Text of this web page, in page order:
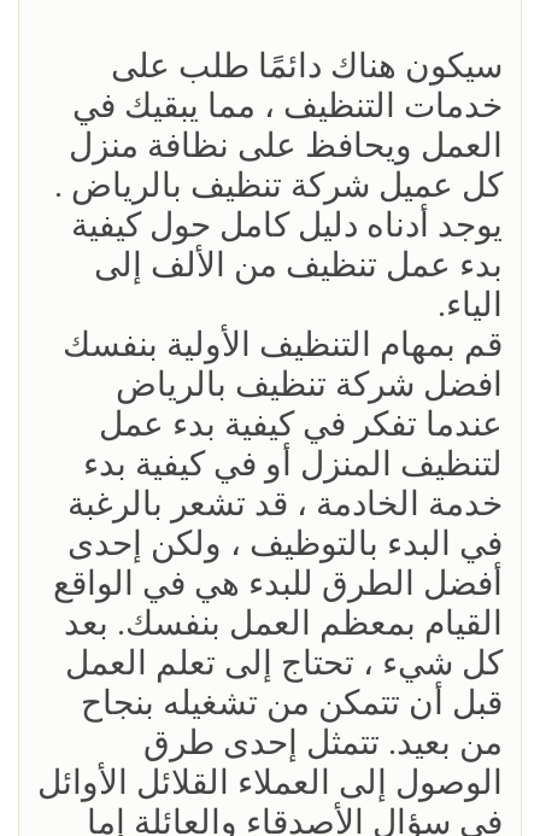
سيكون هناك دائمًا طلب على
خدمات التنظيف ، مما يبقيك في
العمل ويحافظ على نظافة منزل
كل عميل شركة تنظيف بالرياض .
يوجد أدناه دليل كامل حول كيفية
بدء عمل تنظيف من الألف إلى
الياء.
قم بمهام التنظيف الأولية بنفسك
افضل شركة تنظيف بالرياض
عندما تفكر في كيفية بدء عمل
لتنظيف المنزل أو في كيفية بدء
خدمة الخادمة ، قد تشعر بالرغبة
في البدء بالتوظيف ، ولكن إحدى
أفضل الطرق للبدء هي في الواقع
القيام بمعظم العمل بنفسك. بعد
كل شيء ، تحتاج إلى تعلم العمل
قبل أن تتمكن من تشغيله بنجاح
من بعيد. تتمثل إحدى طرق
الوصول إلى العملاء القلائل الأوائل
في سؤال الأصدقاء والعائلة إما